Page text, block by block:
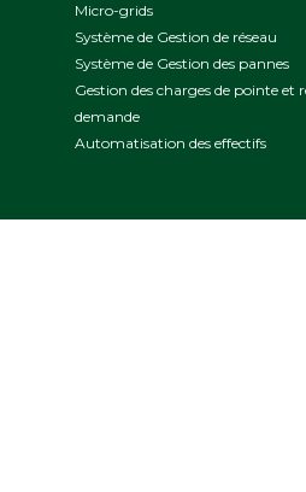
Micro-grids
Système de Gestion de réseau
Système de Gestion des pannes
Gestion des charges de pointe et
demande
Automatisation des effectifs